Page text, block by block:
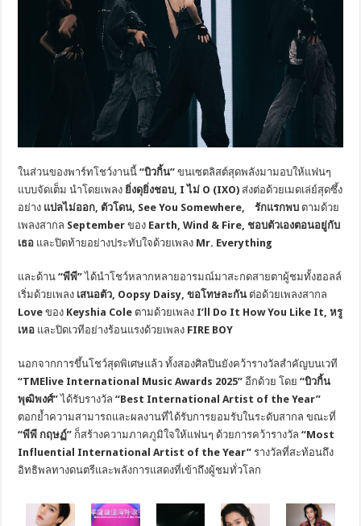
ในส่วนของพาร์ทโชว์งานนี้“บิวกิ้น” ขนเซตลิสต์สุดพลังมามอบให้แฟนๆ
แบบจัดเต็ม นำโดยเพลง ยิ่งดุยิ่งชอบ, I ไม่ O (IXO) ส่งต่อด้วยเมดเล่ย์สุดซึ้ง
อย่าง แปลไม่ออก, ตัวโดน, See You Somewhere, รักแรกพบ ตามด้วย
เพลงสากล September ของ Earth, Wind & Fire, ชอบตัวเองตอนอยู่กับ
เธอ และปิดท้ายอย่างประทับใจด้วยเพลง Mr. Everything
และด้าน“พีพี”ได้นำโชว์หลากหลายอารมณ์มาสะกดสายตาผู้ชมทั้งฮอลล์
เริ่มด้วยเพลง เสนอตัว, Oopsy Daisy, ขอโทษละกัน ต่อด้วยเพลงสากล
Loveของ Keyshia Cole ตามด้วยเพลง I’ll Do It How You Like It, หรู
เหอ และปิดเวทีอย่างร้อนแรงด้วยเพลง FIRE BOY
นอกจากการขึ้นโชว์สุดพิเศษแล้ว ทั้งสองศิลปินยังคว้ารางวัลสำคัญบนเวที
“TMElive International Music Awards 2025” อีกด้วย โดย“บิวกิ้น
พุฒิพงศ์”ได้รับรางวัล“Best International Artist of the Year”
ตอกย้ำความสามารถและผลงานที่ได้รับการยอมรับในระดับสากล ขณะที่
“พีพี กฤษฏ์” ก็สร้างความภาคภูมิใจให้แฟนๆ ด้วยการคว้ารางวัล“Most
Influential International Artist of the Year” รางวัลที่สะท้อนถึง
อิทธิพลทางดนตรีและพลังการแสดงที่เข้าถึงผู้ชมทั่วโลก